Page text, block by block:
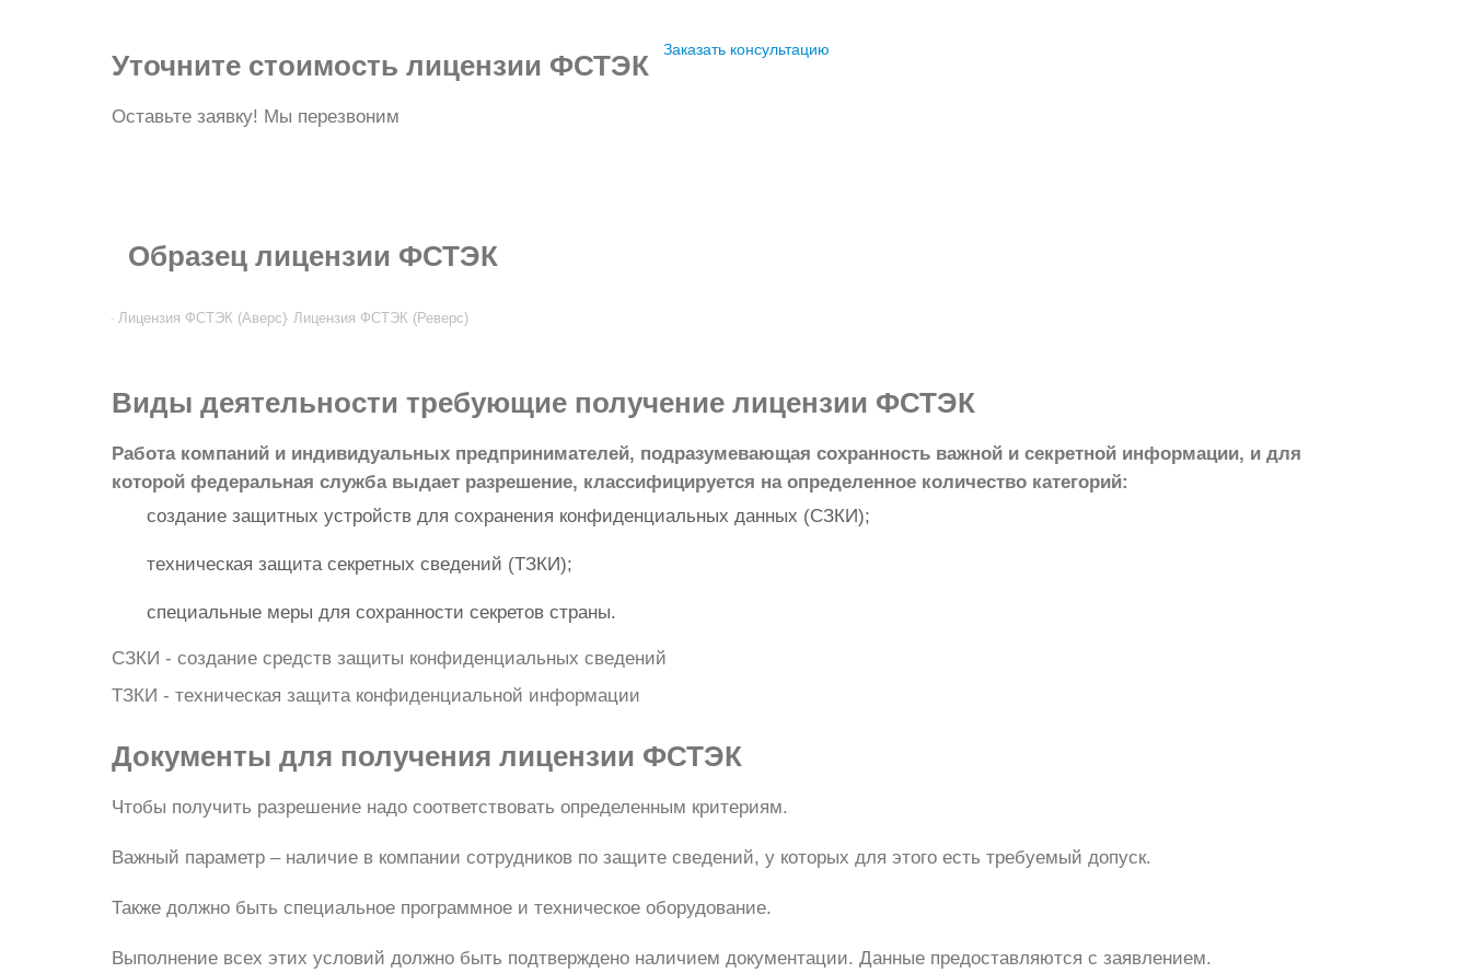
Уточните стоимость лицензии ФСТЭК
Оставьте заявку! Мы перезвоним
Заказать консультацию
Образец лицензии ФСТЭК
Лицензия ФСТЭК (Аверс) Лицензия ФСТЭК (Реверс)
Виды деятельности требующие получение лицензии ФСТЭК
Работа компаний и индивидуальных предпринимателей, подразумевающая сохранность важной и секретной информации, и для
которой федеральная служба выдает разрешение, классифицируется на определенное количество категорий:
создание защитных устройств для сохранения конфиденциальных данных (СЗКИ);
техническая защита секретных сведений (ТЗКИ);
специальные меры для сохранности секретов страны.
СЗКИ - создание средств защиты конфиденциальных сведений
ТЗКИ - техническая защита конфиденциальной информации
Документы для получения лицензии ФСТЭК
Чтобы получить разрешение надо соответствовать определенным критериям.
Важный параметр – наличие в компании сотрудников по защите сведений, у которых для этого есть требуемый допуск.
Также должно быть специальное программное и техническое оборудование.
Выполнение всех этих условий должно быть подтверждено наличием документации. Данные предоставляются с заявлением.